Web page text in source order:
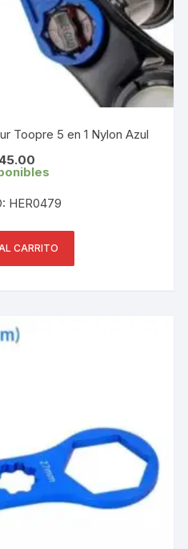
Toopre 5 en 1 Nylon Azul
HER0479
CARRITO